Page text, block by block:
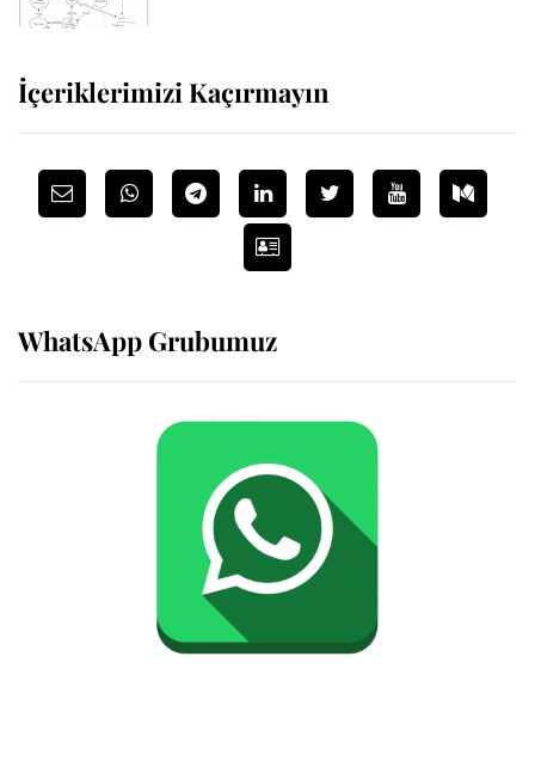
İçeriklerimizi Kaçırmayın
WhatsApp Grubumuz